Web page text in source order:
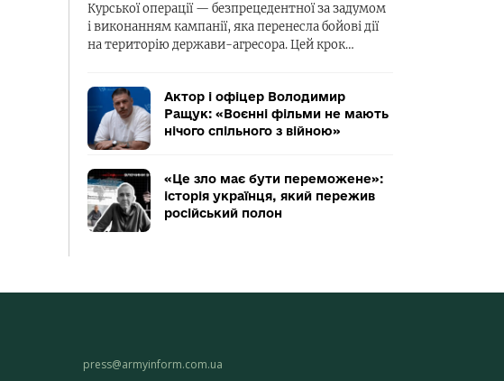
Курської операції — безпрецедентної за задумом
і виконанням кампанії, яка перенесла бойові дії
на територію держави-агресора. Цей крок…
Актор і офіцер Володимир
Ращук: «Воєнні фільми не мають
нічого спільного з війною»
«Це зло має бути переможене»:
історія українця, який пережив
російський полон
press@armyinform.com.ua